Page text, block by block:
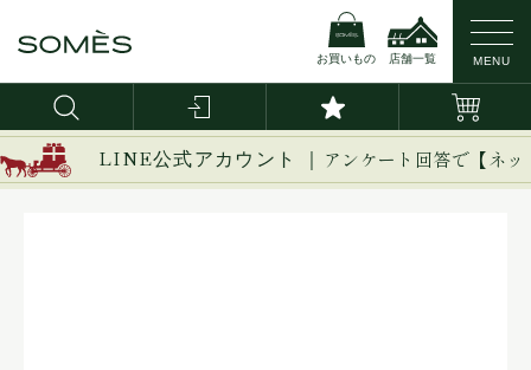
お買いもの 店舗一覧 MENU
LINE公式アカウント ｜ アンケート回答で【ネ